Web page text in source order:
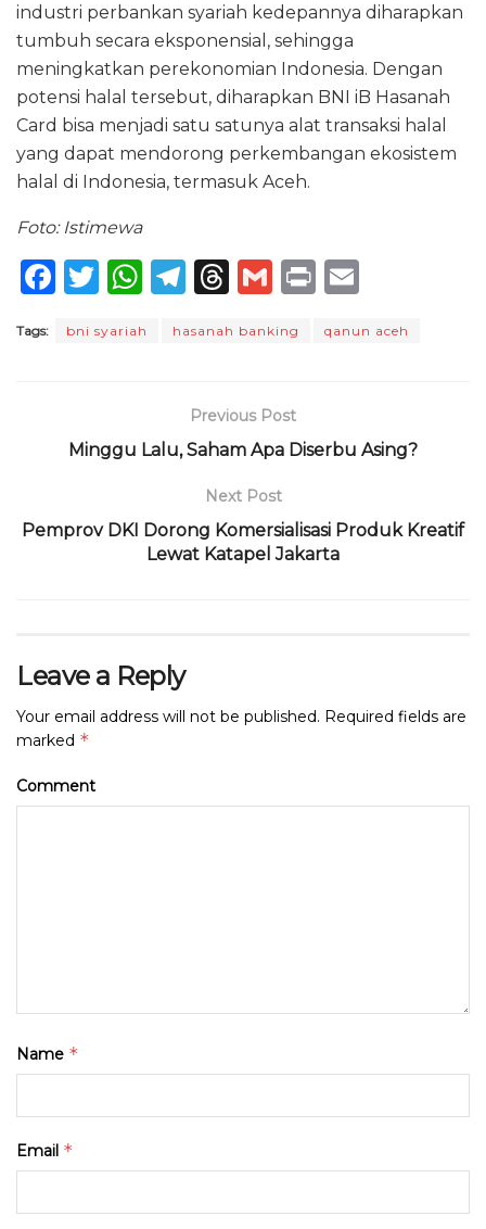
industri perbankan syariah kedepannya diharapkan
tumbuh secara eksponensial, sehingga
meningkatkan perekonomian Indonesia. Dengan
potensi halal tersebut, diharapkan BNI iB Hasanah
Card bisa menjadi satu satunya alat transaksi halal
yang dapat mendorong perkembangan ekosistem
halal di Indonesia, termasuk Aceh.
Foto: Istimewa
F
c
o
k
T
it
W
a
p
T
e
ra
m
T
re
d
s
G
ai
P
n ai
Tags: bni syariah hasanah banking qanun aceh
Previous Post
Minggu Lalu, Saham Apa Diserbu Asing?
Next Post
Pemprov DKI Dorong Komersialisasi Produk Kreatif
Lewat Katapel Jakarta
Leave a Reply
Your email address will not be published. Required fields are
marked *
Comment
Name *
Email *